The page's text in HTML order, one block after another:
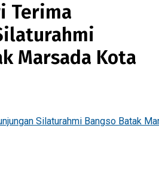
Terima
Marsada Kota